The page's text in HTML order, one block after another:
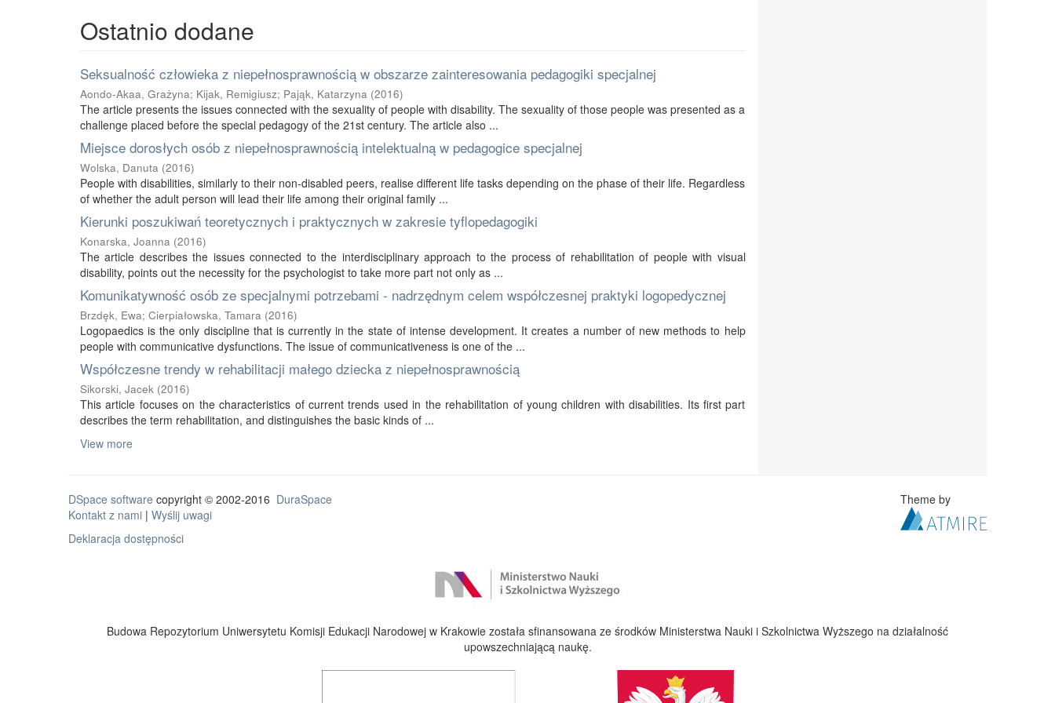
Ostatnio dodane
Seksualność człowieka z niepełnosprawnością w obszarze zainteresowania pedagogiki specjalnej
Aondo-Akaa, Grażyna; Kijak, Remigiusz; Pająk, Katarzyna (2016)
The article presents the issues connected with the sexuality of people with disability. The sexuality of those people was presented as a
challenge placed before the special pedagogy of the 21st century. The article also ...
Miejsce dorosłych osób z niepełnosprawnością intelektualną w pedagogice specjalnej
Wolska, Danuta (2016)
People with disabilities, similarly to their non-disabled peers, realise different life tasks depending on the phase of their life. Regardless
of whether the adult person will lead their life among their original family ...
Kierunki poszukiwań teoretycznych i praktycznych w zakresie tyflopedagogiki
Konarska, Joanna (2016)
The article describes the issues connected to the interdisciplinary approach to the process of rehabilitation of people with visual
disability, points out the necessity for the psychologist to take more part not only as ...
Komunikatywność osób ze specjalnymi potrzebami - nadrzędnym celem współczesnej praktyki logopedycznej
Brzdęk, Ewa; Cierpiałowska, Tamara (2016)
Logopaedics is the only discipline that is currently in the state of intense development. It creates a number of new methods to help
people with communicative dysfunctions. The issue of communicativeness is one of the ...
Współczesne trendy w rehabilitacji małego dziecka z niepełnosprawnością
Sikorski, Jacek (2016)
This article focuses on the characteristics of current trends used in the rehabilitation of young children with disabilities. Its first part
describes the term rehabilitation, and distinguishes the basic kinds of ...
View more
DSpace software copyright © 2002-2016 DuraSpace
Kontakt z nami | Wyślij uwagi
Deklaracja dostępności
Theme by
Budowa Repozytorium Uniwersytetu Komisji Edukacji Narodowej w Krakowie została sfinansowana ze środków Ministerstwa Nauki i Szkolnictwa Wyższego na działalność
upowszechniającą naukę.